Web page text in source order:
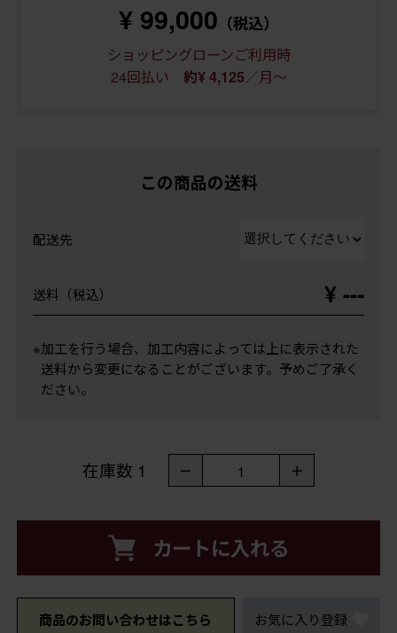
¥ 99,000 （税込）
ショッピングローンご利用時
24回払い 約¥ 4,125／月～
この商品の送料
配送先
送料（税込） ¥ ---
※加工を行う場合、加工内容によっては上に表示された
送料から変更になることがございます。予めご了承く
ださい。
在庫数 1 － 1 ＋
カートに入れる
商品のお問い合わせはこちら お気に入り登録